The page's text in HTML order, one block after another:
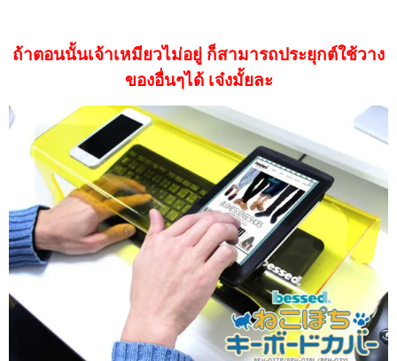
ถ้าตอนนั้นเจ้าเหมียวไม่อยู่ ก็สามารถประยุกต์ใช้วาง
ของอื่นๆได้ เจ๋งมั้ยละ